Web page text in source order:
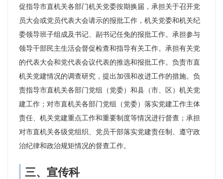
促指导市直机关各部门机关党委按期换届，承担关于召开党
员大会或党员代表大会请示的报批工作，机关党委和机关纪
委领导班子组成及书记、副书记任免的报批工作。承担参与
领导干部民主生活会督促检查和指导有关工作。承担有关党
的代表大会和党代表会议代表的推选和报批工作。负责市直
机关党建情况的调查研究，提出加强和改进工作的措施。负
责指导市直机关各部门党组（党委）和县（市、区）机关党
建工作；对市直机关各部门党组（党委）落实党建工作主体
责任、机关党建重点工作和重要制度等情况进行督查；承担
对市直机关各级党组织、党员干部落实党建责任制、遵守政
治纪律和政治规矩情况的督查工作。
三、宣传科